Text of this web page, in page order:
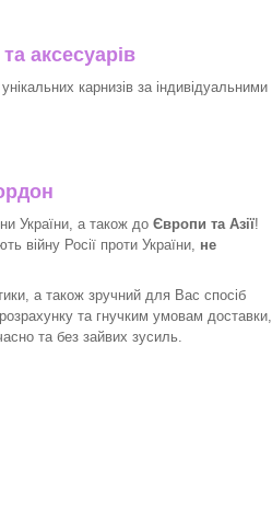
аксесуарів
карнизів за індивідуальними
України, а також до Європи та Азії!
війну Росії проти України, не
а також зручний для Вас спосіб
та гнучким умовам доставки,
та без зайвих зусиль.